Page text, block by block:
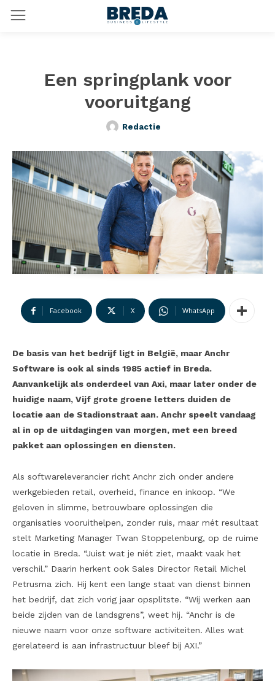
Een springplank voor
vooruitgang
Redactie
Facebook X WhatsApp
De basis van het bedrijf ligt in België, maar Anchr
Software is ook al sinds 1985 actief in Breda.
Aanvankelijk als onderdeel van Axi, maar later onder de
huidige naam, Vijf grote groene letters duiden de
locatie aan de Stadionstraat aan. Anchr speelt vandaag
al in op de uitdagingen van morgen, met een breed
pakket aan oplossingen en diensten.
Als softwareleverancier richt Anchr zich onder andere
werkgebieden retail, overheid, finance en inkoop. “We
geloven in slimme, betrouwbare oplossingen die
organisaties vooruithelpen, zonder ruis, maar mét resultaat
stelt Marketing Manager Twan Stoppelenburg, op de ruime
locatie in Breda. “Juist wat je niét ziet, maakt vaak het
verschil.” Daarin herkent ook Sales Director Retail Michel
Petrusma zich. Hij kent een lange staat van dienst binnen
het bedrijf, dat zich vorig jaar opsplitste. “Wij werken aan
beide zijden van de landsgrens”, weet hij. “Anchr is de
nieuwe naam voor onze software activiteiten. Alles wat
gerelateerd is aan infrastructuur bleef bij AXI.”